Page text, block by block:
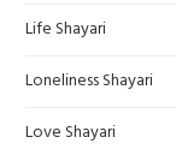
Life Shayari
Loneliness Shayari
Love Shayari